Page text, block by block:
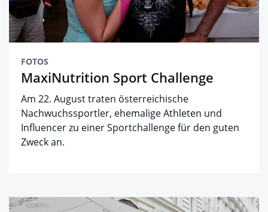
FOTOS
MaxiNutrition Sport Challenge
Am 22. August traten österreichische
Nachwuchssportler, ehemalige Athleten und
Influencer zu einer Sportchallenge für den guten
Zweck an.